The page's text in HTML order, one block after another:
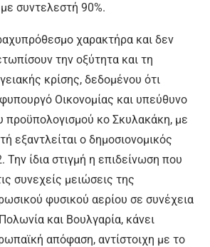
συντελεστή 90%.
χαρακτήρα και δεν
την οξύτητα και τη
κρίσης, δεδομένου ότι
Οικονομίας και υπεύθυνο
προϋπολογισμού κο Σκυλακάκη, με
εξαντλείται ο δημοσιονομικός
ίδια στιγμή η επιδείνωση που
συνεχείς μειώσεις της
φυσικού αερίου σε συνέχεια
και Βουλγαρία, κάνει
απόφαση, αντίστοιχη με το